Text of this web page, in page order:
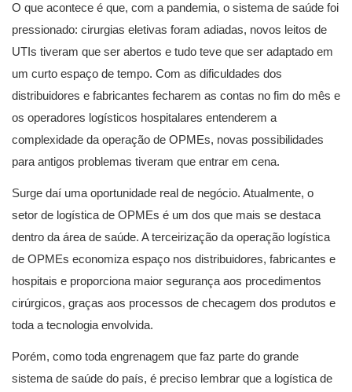
O que acontece é que, com a pandemia, o sistema de saúde foi
pressionado: cirurgias eletivas foram adiadas, novos leitos de
UTIs tiveram que ser abertos e tudo teve que ser adaptado em
um curto espaço de tempo. Com as dificuldades dos
distribuidores e fabricantes fecharem as contas no fim do mês e
os operadores logísticos hospitalares entenderem a
complexidade da operação de OPMEs, novas possibilidades
para antigos problemas tiveram que entrar em cena.
Surge daí uma oportunidade real de negócio. Atualmente, o
setor de logística de OPMEs é um dos que mais se destaca
dentro da área de saúde. A terceirização da operação logística
de OPMEs economiza espaço nos distribuidores, fabricantes e
hospitais e proporciona maior segurança aos procedimentos
cirúrgicos, graças aos processos de checagem dos produtos e
toda a tecnologia envolvida.
Porém, como toda engrenagem que faz parte do grande
sistema de saúde do país, é preciso lembrar que a logística de